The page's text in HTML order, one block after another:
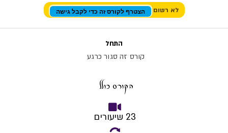
לא רשום
הצטרף לקורס זה כדי לקבל גישה
התחל
קורס זה סגור כרגע
הקורס כולל
23 שיעורים